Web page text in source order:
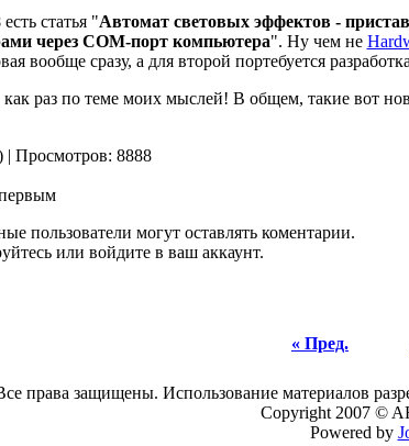
есть статья "Автомат световых эффектов -
через СОМ-порт компьютера". Ну чем не
вообще сразу, а для второй портебуется
как раз по теме моих мыслей! В общем, такие вот
| Просмотров: 8888
пользователи могут оставлять коментарии.
или войдите в ваш аккаунт.
« Пред.
права защищены. Использование материалов
Copyright 2007 ©
Powered by